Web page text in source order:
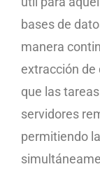
bases de
manera
extracción de
que las
servidores
permitiendo